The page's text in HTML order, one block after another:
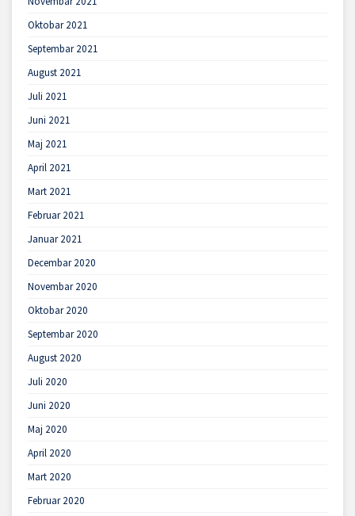
Oktobar 2021
Septembar 2021
August 2021
Juli 2021
Juni 2021
Maj 2021
April 2021
Mart 2021
Februar 2021
Januar 2021
Decembar 2020
Novembar 2020
Oktobar 2020
Septembar 2020
August 2020
Juli 2020
Juni 2020
Maj 2020
April 2020
Mart 2020
Februar 2020